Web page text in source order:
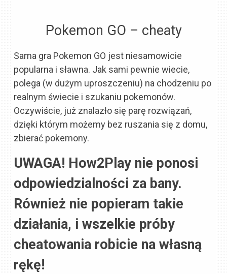
Pokemon GO – cheaty
Sama gra Pokemon GO jest niesamowicie
popularna i sławna. Jak sami pewnie wiecie,
polega (w dużym uproszczeniu) na chodzeniu po
realnym świecie i szukaniu pokemonów.
Oczywiście, już znalazło się parę rozwiązań,
dzięki którym możemy bez ruszania się z domu,
zbierać pokemony.
UWAGA! How2Play nie ponosi
odpowiedzialności za bany.
Również nie popieram takie
działania, i wszelkie próby
cheatowania robicie nawłasną
rękę!